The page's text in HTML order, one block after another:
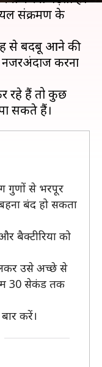
संक्रमण के
से बदबू आने की
करना
रहे हैं तो कुछ
गुणों से भरपूर
बंद हो सकता
बैक्टीरिया को
उसे अच्छे से
30 सेकंड तक
करें।